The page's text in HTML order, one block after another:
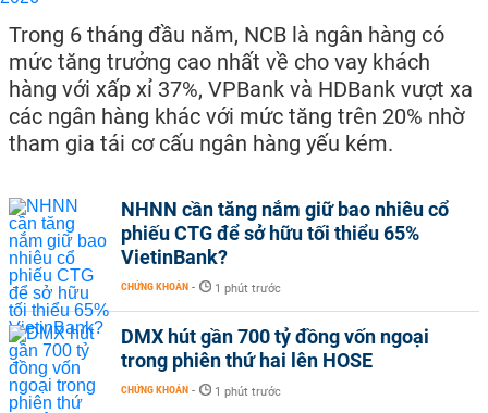
Trong 6 tháng đầu năm, NCB là ngân hàng có
mức tăng trưởng cao nhất về cho vay khách
hàng với xấp xỉ 37%, VPBank và HDBank vượt xa
các ngân hàng khác với mức tăng trên 20% nhờ
tham gia tái cơ cấu ngân hàng yếu kém.
NHNN cần tăng nắm giữ bao nhiêu cổ
phiếu CTG để sở hữu tối thiểu 65%
VietinBank?
CHỨNG KHOÁN - 1 phút trước
DMX hút gần 700 tỷ đồng vốn ngoại
trong phiên thứ hai lên HOSE
CHỨNG KHOÁN - 1 phút trước